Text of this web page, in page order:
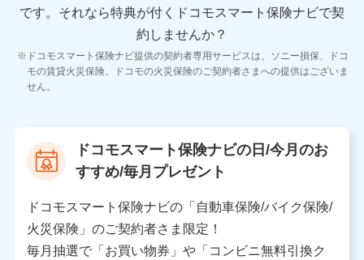
11.マイカー通勤管理クラウド並びに法人向けASPサー
ビスに関してのお問い合わせ情報
各種お問い合わせに対応するため
当社のサービスに関する情報提供や、皆様に有用なお知らせ
をお送りするため
当社の対応品質向上やお問い合わせ内容の正確な把握のため
個人情報保護管理者の職名、連絡先
〒103-0013 東京都中央区日本橋人形町2-14-10 アー
バンネット日本橋ビル 3F
株式会社ドコモ・インシュアランス
です。 それなら特典が付くドコモスマート保険ナビで契
約しませんか？
ドコモスマート保険ナビ提供の契約者専用サービスは、ソニー損保、ドコ
モの賃貸火災保険、ドコモの火災保険のご契約者さまへの提供はございま
せん。
ドコモスマート保険ナビの日/今月のお
すすめ/毎月プレゼント
ドコモスマート保険ナビの「自動車保険/バイク保険/
火災保険」のご契約者さま限定！
毎月抽選で「お買い物券」や「コンビニ無料引換ク